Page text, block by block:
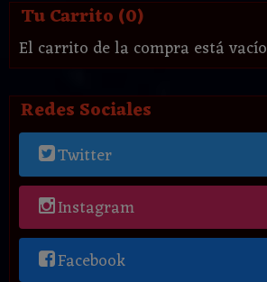
Tu Carrito (0)
El carrito de la compra está vacío
Redes Sociales
Twitter
Instagram
Facebook